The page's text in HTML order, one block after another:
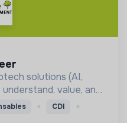
solutions (AI,
value, and
decisions for
management 🌳
CDI